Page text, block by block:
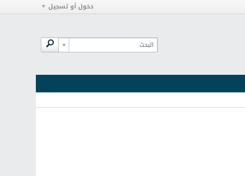
دخول أو تسجيل